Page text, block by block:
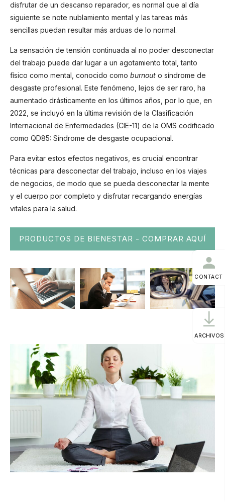
disfrutar de un descanso reparador, es normal que al día
siguiente se note nublamiento mental y las tareas más
sencillas puedan resultar más arduas de lo normal.
La sensación de tensión continuada al no poder desconectar
del trabajo puede dar lugar a un agotamiento total, tanto
físico como mental, conocido como burnout o síndrome de
desgaste profesional. Este fenómeno, lejos de ser raro, ha
aumentado drásticamente en los últimos años, por lo que, en
2022, se incluyó en la última revisión de la Clasificación
Internacional de Enfermedades (CIE-11) de la OMS codificado
como QD85: Síndrome de desgaste ocupacional.
Para evitar estos efectos negativos, es crucial encontrar
técnicas para desconectar del trabajo, incluso en los viajes
de negocios, de modo que se pueda desconectar la mente
y el cuerpo por completo y disfrutar recargando energías
vitales para la salud.
PRODUCTOS DE BIENESTAR - COMPRAR AQUÍ
CONTACT
ARCHIVOS